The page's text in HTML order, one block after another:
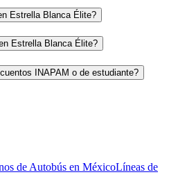
Estrella Blanca Élite?
Estrella Blanca Élite?
INAPAM o de estudiante?
de Autobús en MéxicoLíneas de